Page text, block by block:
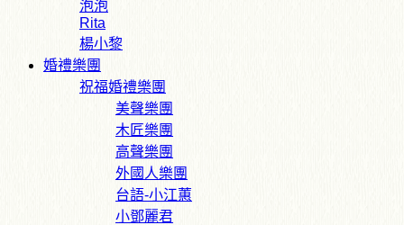
泡泡
Rita
楊小黎
婚禮樂團
祝福婚禮樂團
美聲樂團
木匠樂團
高聲樂團
外國人樂團
台語-小江蕙
小鄧麗君